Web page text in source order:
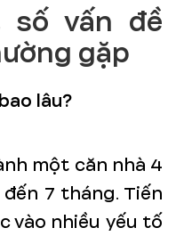
số vấn đề
gặp
lâu?
một căn nhà 4
7 tháng. Tiến
vào nhiều yếu tố